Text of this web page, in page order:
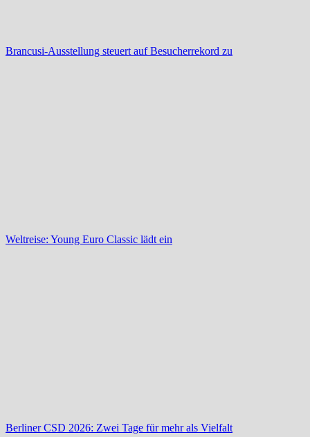
Brancusi-Ausstellung steuert auf Besucherrekord zu
Weltreise: Young Euro Classic lädt ein
Berliner CSD 2026: Zwei Tage für mehr als Vielfalt